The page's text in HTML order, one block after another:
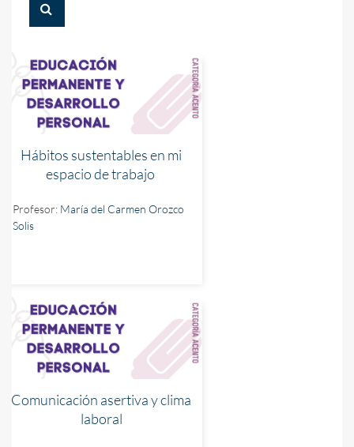
Hábitos sustentables en mi
espacio de trabajo
Profesor: María del Carmen Orozco
Solis
Comunicación asertiva y clima
laboral